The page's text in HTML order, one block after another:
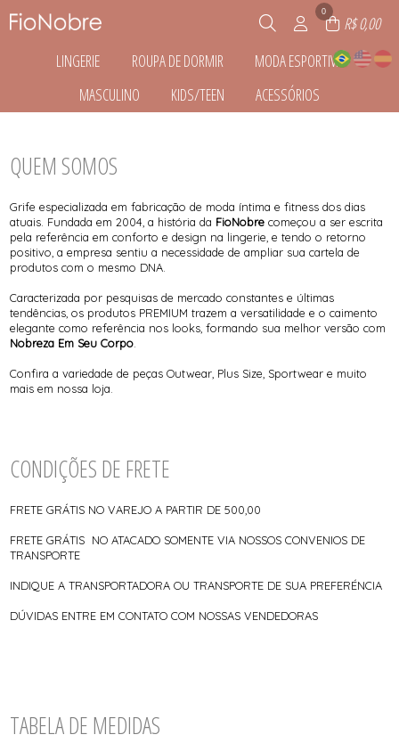
0
R$ 0,00
LINGERIE
BASIC CALCINHA
BASIC CALCINHA PLUS SIZE
BLUSA CASUAL
BODY
CALCINHAS FASHION PLUS SIZE
CONJUNTOS FASHION
CONJUNTOS FASHION PLUS SIZE
MATERNIDADE
ROUPA DE DORMIR
CAMISOLA
PIJAMA
MODA ESPORTIVA
BERMUDA
CALÇA LEGGING
MACAQUINHO
REGATA
T-SHIRT
TOP
MASCULINO
TODOS DE MASCULINO
PIJAMA
REGATA
T-SHIRT
KIDS/TEEN
TODOS DE KIDS/TEEN
ACESSÓRIOS
TODOS DE ACESSÓRIOS
FAIXAS
QUEM SOMOS
Grife especializada em fabricação de moda íntima e fitness dos dias
atuais. Fundada em 2004, a história da FioNobre começou a ser escrita
pela referência em conforto e design na lingerie, e tendo o retorno
positivo, a empresa sentiu a necessidade de ampliar sua cartela de
produtos com o mesmo DNA.
Caracterizada por pesquisas de mercado constantes e últimas
tendências, os produtos PREMIUM trazem a versatilidade e o caimento
elegante como referência nos looks, formando sua melhor versão com
Nobreza Em Seu Corpo.
Confira a variedade de peças Outwear, Plus Size, Sportwear e muito
mais em nossa loja.
CONDIÇÕES DE FRETE
FRETE GRÁTIS NO VAREJO A PARTIR DE 500,00
FRETE GRÁTIS NO ATACADO SOMENTE VIA NOSSOS CONVENIOS DE
TRANSPORTE
INDIQUE A TRANSPORTADORA OU TRANSPORTE DE SUA PREFERÉNCIA
DÚVIDAS ENTRE EM CONTATO COM NOSSAS VENDEDORAS
TABELA DE MEDIDAS